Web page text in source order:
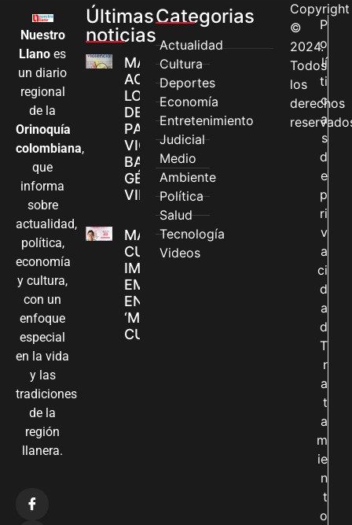
Nuestro
Llano es
un diario
regional
de la
Orinoquía
colombiana,
que
informa
sobre
actualidad,
política,
economía
y cultura,
con un
enfoque
especial
en la vida
y las
tradiciones
de la
región
llanera.
Últimas
noticias
MÁS MUJERES
ACCEDEN A
LOS CANALES
DE ATENCIÓN
PARA
VIOLENCIAS
BASADAS EN
GÉNERO EN
VILLAVICENCIO
MADRES
CUIDADORAS
IMPULSAN SUS
EMPRENDIMIENTOS
EN LA FERIA
‘MANOS QUE
CUIDAN Y CREAN’
Categorias
Actualidad
Cultura
Deportes
Economía
Entretenimiento
Judicial
Medio
Ambiente
Política
Salud
Tecnología
Videos
Copyright
©
2024.
Todos
los
derechos
P
o
lí
ti
c
a
s
d
e
p
ri
v
a
ci
d
a
d
T
r
a
t
a
m
ie
n
t
o